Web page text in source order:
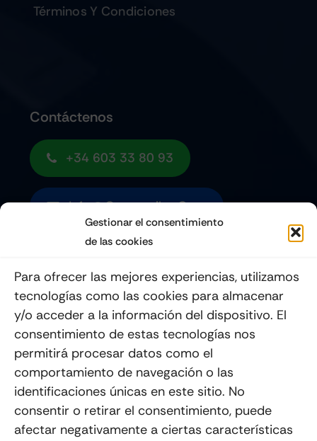
Gestionar el consentimiento
de las cookies
Para ofrecer las mejores experiencias, utilizamos
tecnologías como las cookies para almacenar
y/o acceder a la información del dispositivo. El
consentimiento de estas tecnologías nos
permitirá procesar datos como el
comportamiento de navegación o las
identificaciones únicas en este sitio. No
consentir o retirar el consentimiento, puede
afectar negativamente a ciertas características
Términos Y Condiciones
Contáctenos
+34 603 33 80 93
Info@quemoviles.com
Enviar